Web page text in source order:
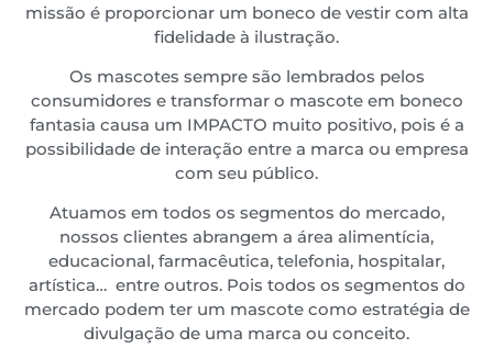
missão é proporcionar um boneco de vestir com alta
fidelidade à ilustração.
Os mascotes sempre são lembrados pelos
consumidores e transformar o mascote em boneco
fantasia causa um IMPACTO muito positivo, pois é a
possibilidade de interação entre a marca ou empresa
com seu público.
Atuamos em todos os segmentos do mercado,
nossos clientes abrangem a área alimentícia,
educacional, farmacêutica, telefonia, hospitalar,
artística… entre outros. Pois todos os segmentos do
mercado podem ter um mascote como estratégia de
divulgação de uma marca ou conceito.